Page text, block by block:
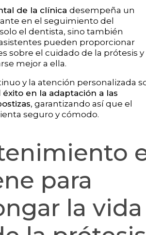
de la clínica desempeña un
en el seguimiento del
el dentista, sino también
pueden proporcionar
sobre el cuidado de la prótesis y
mejor a ella.
y la atención personalizada
éxito en la adaptación a las
, garantizando así que el
seguro y cómodo.
para
la vida